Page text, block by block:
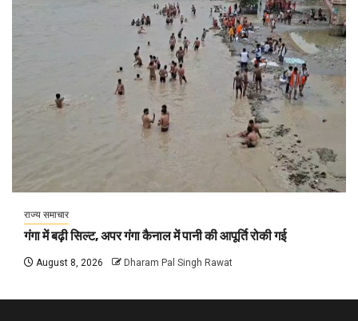
राज्य समाचार
गंगा में बढ़ी सिल्ट, अपर गंगा कैनाल में पानी की आपूर्ति रोकी गई
August 8, 2026 Dharam Pal Singh Rawat